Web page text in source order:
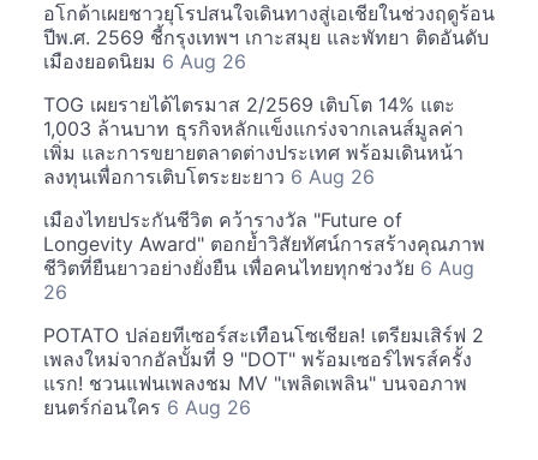
อโกด้าเผยชาวยุโรปสนใจเดินทางสู่เอเชียในช่วงฤดูร้อน
ปีพ.ศ. 2569 ชี้กรุงเทพฯ เกาะสมุย และพัทยา ติดอันดับ
เมืองยอดนิยม 6 Aug 26
TOG เผยรายได้ไตรมาส 2/2569 เติบโต 14% แตะ
1,003 ล้านบาท ธุรกิจหลักแข็งแกร่งจากเลนส์มูลค่า
เพิ่ม และการขยายตลาดต่างประเทศ พร้อมเดินหน้า
ลงทุนเพื่อการเติบโตระยะยาว 6 Aug 26
เมืองไทยประกันชีวิต คว้ารางวัล "Future of
Longevity Award" ตอกย้ำวิสัยทัศน์การสร้างคุณภาพ
ชีวิตที่ยืนยาวอย่างยั่งยืน เพื่อคนไทยทุกช่วงวัย 6 Aug
26
POTATO ปล่อยทีเซอร์สะเทือนโซเชียล! เตรียมเสิร์ฟ 2
เพลงใหม่จากอัลบั้มที่ 9 "DOT" พร้อมเซอร์ไพรส์ครั้ง
แรก! ชวนแฟนเพลงชม MV "เพลิดเพลิน" บนจอภาพ
ยนตร์ก่อนใคร 6 Aug 26